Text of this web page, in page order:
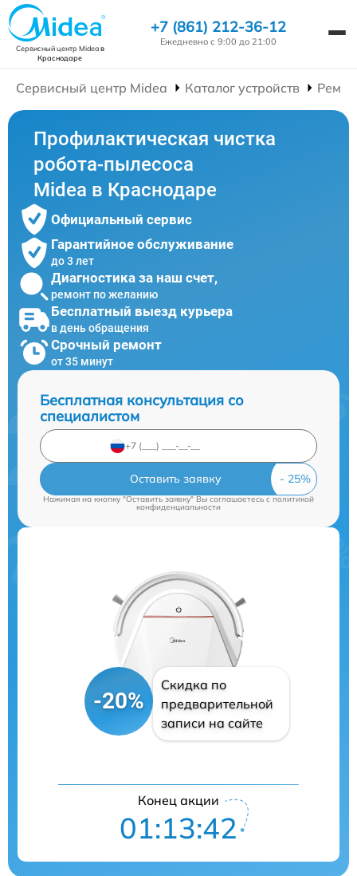
Сервисный центр Mideaв
Краснодаре
+7 (861) 212-36-12
Ежедневно с 9:00 до 21:00
Сервисный центр Midea Каталог устройств
Профилактическая чистка
робота-пылесоса
Midea в Краснодаре
Официальный сервис
Гарантийное обслуживание
до 3 лет
Диагностика за наш счет,
ремонт по желанию
Бесплатный выезд курьера
в день обращения
Срочный ремонт
от 35 минут
Бесплатная консультация со
специалистом
Оставить заявку
Нажимая на кнопку "Оставить заявку" Вы соглашаетесь cполитикой
конфиденциальности
-20%
Скидка по
предварительной
записи на сайте
Конец акции
01:13:41